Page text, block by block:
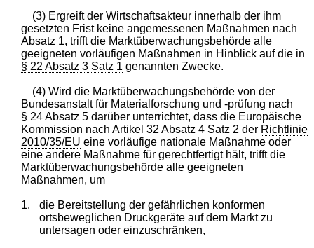
(3) Ergreift der Wirtschaftsakteur innerhalb der ihm
gesetzten Frist keine angemessenen Maßnahmen nach
Absatz 1, trifft die Marktüberwachungsbehörde alle
geeigneten vorläufigen Maßnahmen in Hinblick auf die in
§ 22 Absatz 3 Satz 1 genannten Zwecke.
(4) Wird die Marktüberwachungsbehörde von der
Bundesanstalt für Materialforschung und -prüfung nach
§ 24 Absatz 5 darüber unterrichtet, dass die Europäische
Kommission nach Artikel 32 Absatz 4 Satz 2 der Richtlinie
2010/35/EU eine vorläufige nationale Maßnahme oder
eine andere Maßnahme für gerechtfertigt hält, trifft die
Marktüberwachungsbehörde alle geeigneten
Maßnahmen, um
1.
die Bereitstellung der gefährlichen konformen
ortsbeweglichen Druckgeräte auf dem Markt zu
untersagen oder einzuschränken,